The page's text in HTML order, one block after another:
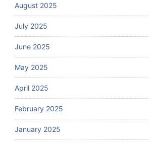
August 2025
July 2025
June 2025
May 2025
April 2025
February 2025
January 2025